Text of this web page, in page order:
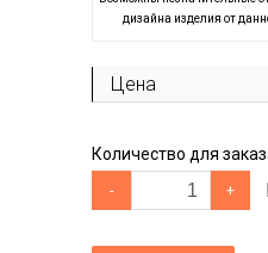
дизайна изделия от
Цена
Количество для
- +